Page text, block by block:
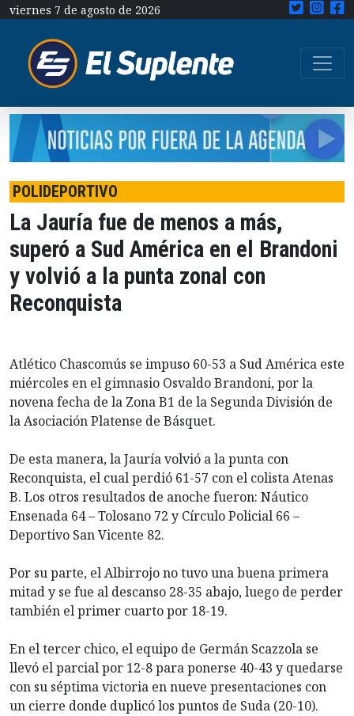
viernes 7 de agosto de 2026
POLIDEPORTIVO
La Jauría fue de menos a más,
superó a Sud América en el Brandoni
y volvió a la punta zonal con
Reconquista
Atlético Chascomús se impuso 60-53 a Sud América este
miércoles en el gimnasio Osvaldo Brandoni, por la
novena fecha de la Zona B1 de la Segunda División de
la Asociación Platense de Básquet.
De esta manera, la Jauría volvió a la punta con
Reconquista, el cual perdió 61-57 con el colista Atenas
B. Los otros resultados de anoche fueron: Náutico
Ensenada 64 – Tolosano 72 y Círculo Policial 66 –
Deportivo San Vicente 82.
Por su parte, el Albirrojo no tuvo una buena primera
mitad y se fue al descanso 28-35 abajo, luego de perder
también el primer cuarto por 18-19.
En el tercer chico, el equipo de Germán Scazzola se
llevó el parcial por 12-8 para ponerse 40-43 y quedarse
con su séptima victoria en nueve presentaciones con
un cierre donde duplicó los puntos de Suda (20-10).